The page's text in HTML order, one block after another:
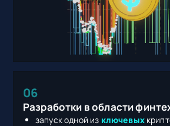
06
Разработки в области
запуск одной из ключевых